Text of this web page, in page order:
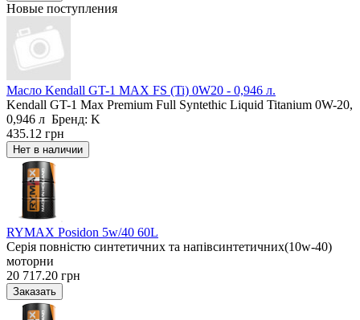
Новые поступления
Масло Kendall GT-1 MAX FS (Ti) 0W20 - 0,946 л.
Kendall GT-1 Max Premium Full Syntethic Liquid Titanium 0W-20,
0,946 л Бренд: K
435.12 грн
RYMAX Posidon 5w/40 60L
Серія повністю синтетичних та напівсинтетичних(10w-40)
моторни
20 717.20 грн